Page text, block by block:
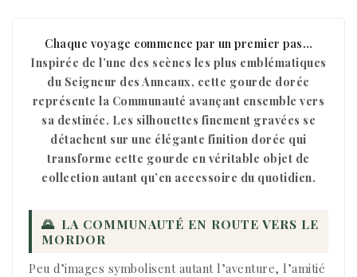
Chaque voyage commence par un premier pas…
Inspirée de l’une des scènes les plus emblématiques
du Seigneur des Anneaux, cette gourde dorée
représente la Communauté avançant ensemble vers
sa destinée. Les silhouettes finement gravées se
détachent sur une élégante finition dorée qui
transforme cette gourde en véritable objet de
collection autant qu’en accessoire du quotidien.
🌄 LA COMMUNAUTÉ EN ROUTE VERS LE
MORDOR
Peu d’images symbolisent autant l’aventure, l’amitié